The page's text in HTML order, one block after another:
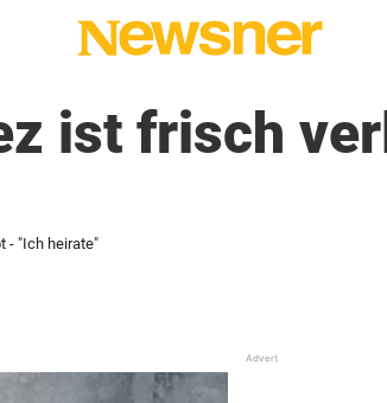
ist frisch
- "Ich heirate"